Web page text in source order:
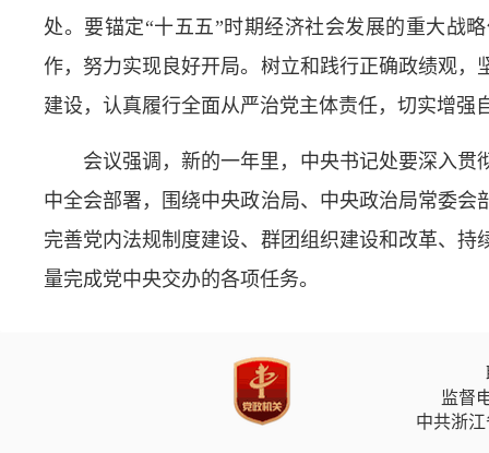
处。要锚定“十五五”时期经济社会发展的重大战
作，努力实现良好开局。树立和践行正确政绩观
建设，认真履行全面从严治党主体责任，切实增强
会议强调，新的一年里，中央书记处要深入
中全会部署，围绕中央政治局、中央政治局常委
完善党内法规制度建设、群团组织建设和改革、
量完成党中央交办的各项任务。
监督
中共浙